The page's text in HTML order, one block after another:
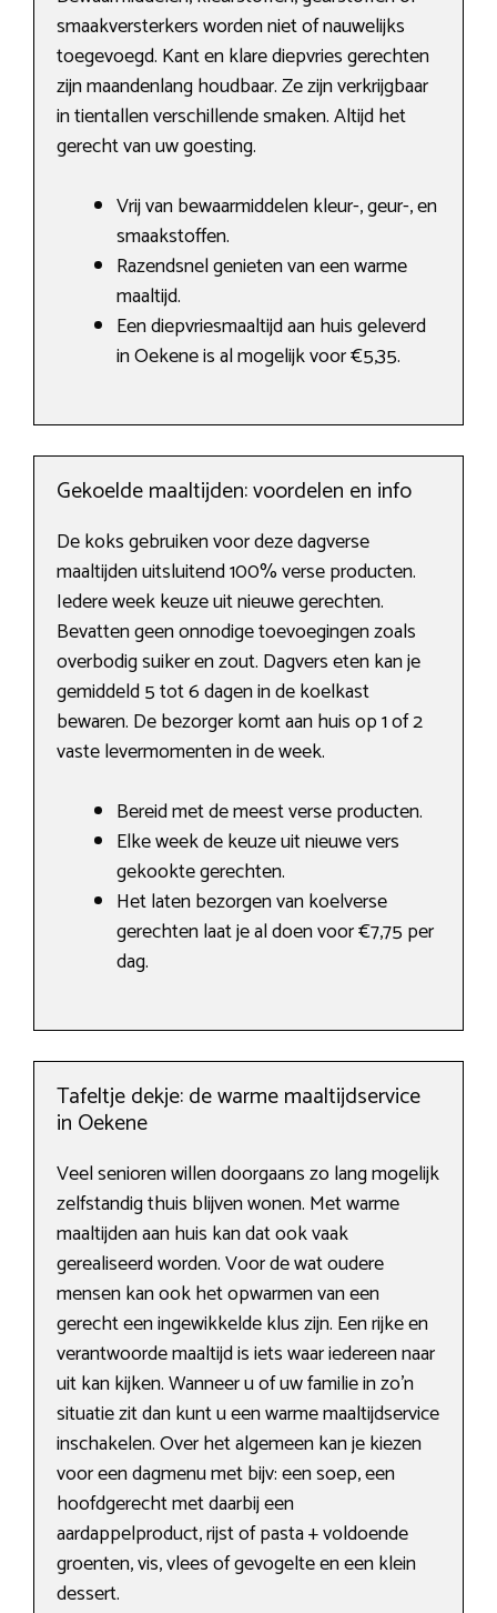
smaakversterkers worden niet of nauwelijks
toegevoegd. Kant en klare diepvries gerechten
zijn maandenlang houdbaar. Ze zijn verkrijgbaar
in tientallen verschillende smaken. Altijd het
gerecht van uw goesting.
Vrij van bewaarmiddelen kleur-, geur-, en
smaakstoffen.
Razendsnel genieten van een warme
maaltijd.
Een diepvriesmaaltijd aan huis geleverd
in Oekene is al mogelijk voor €5,35.
Gekoelde maaltijden: voordelen en info
De koks gebruiken voor deze dagverse
maaltijden uitsluitend 100% verse producten.
Iedere week keuze uit nieuwe gerechten.
Bevatten geen onnodige toevoegingen zoals
overbodig suiker en zout. Dagvers eten kan je
gemiddeld 5 tot 6 dagen in de koelkast
bewaren. De bezorger komt aan huis op 1 of 2
vaste levermomenten in de week.
Bereid met de meest verse producten.
Elke week de keuze uit nieuwe vers
gekookte gerechten.
Het laten bezorgen van koelverse
gerechten laat je al doen voor €7,75 per
dag.
Tafeltje dekje: de warme maaltijdservice
in Oekene
Veel senioren willen doorgaans zo lang mogelijk
zelfstandig thuis blijven wonen. Met warme
maaltijden aan huis kan dat ook vaak
gerealiseerd worden. Voor de wat oudere
mensen kan ook het opwarmen van een
gerecht een ingewikkelde klus zijn. Een rijke en
verantwoorde maaltijd is iets waar iedereen naar
uit kan kijken. Wanneer u of uw familie in zo’n
situatie zit dan kunt u een warme maaltijdservice
inschakelen. Over het algemeen kan je kiezen
voor een dagmenu met bijv: een soep, een
hoofdgerecht met daarbij een
aardappelproduct, rijst of pasta + voldoende
groenten, vis, vlees of gevogelte en een klein
dessert.